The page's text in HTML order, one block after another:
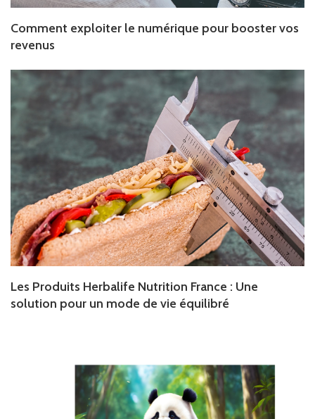
Comment exploiter le numérique pour booster vos
revenus
Les Produits Herbalife Nutrition France : Une
solution pour un mode de vie équilibré